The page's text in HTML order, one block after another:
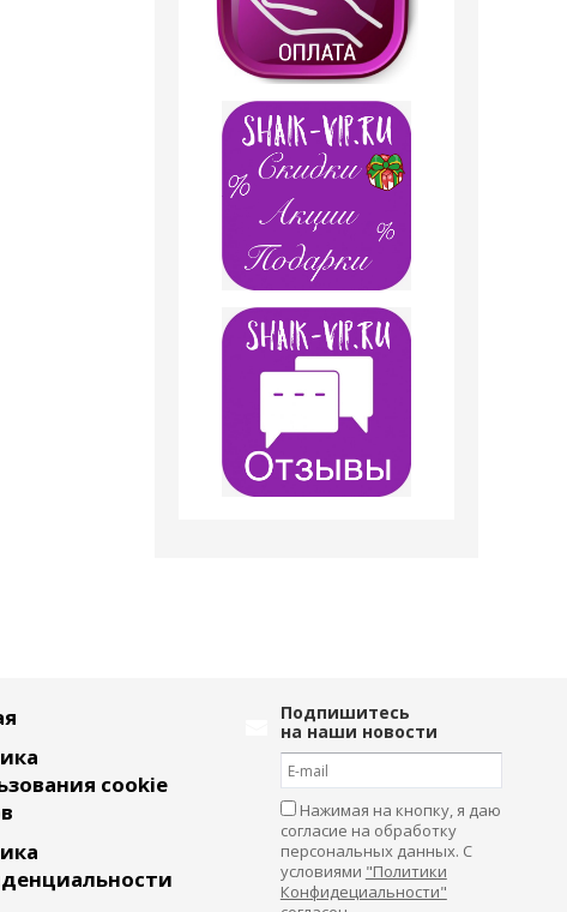
cookie
Подпишитесь
на наши новости
Нажимая на кнопку, я даю
согласие на обработку
персональных данных. С
условиями "Политики
Конфидециальности"